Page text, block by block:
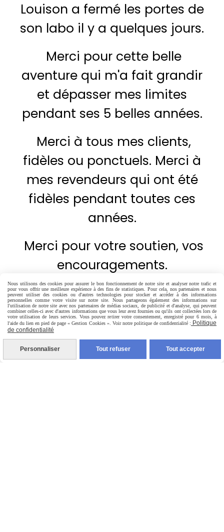
Louison a fermé les portes de
son labo il y a quelques jours.
Merci pour cette belle
aventure qui m'a fait grandir
et dépasser mes limites
pendant ses 5 belles années.
Merci à tous mes clients,
fidèles ou ponctuels. Merci à
mes revendeurs qui ont été
fidèles pendant toutes ces
années.
Merci pour votre soutien, vos
encouragements.
Merci à ma famille, et
particulièrement mon mari et
mes enfants.
Sans vous tous l'aventure
Nous utilisons des cookies pour assurer le bon fonctionnement de notre site et analyser notre trafic et
pour vous offrir une meilleure expérience à des fins de statistiques. Pour cela, nos partenaires et nous
peuvent utiliser des cookies ou d'autres technologies pour stocker et accéder à des informations
personnelles comme votre visite sur notre site. Nous partageons également des informations sur
l'utilisation de notre site avec nos partenaires de médias sociaux, de publicité et d'analyse, qui peuvent
combiner celles-ci avec d'autres informations que vous leur avez fournies ou qu'ils ont collectées lors de
votre utilisation de leurs services. Vous pouvez retirer votre consentement, enregistré pour 6 mois, à
l'aide du lien en pied de page « Gestion Cookies ». Voir notre politique de confidentialité : Politique
de confidentialité
Personnaliser Tout refuser Tout accepter